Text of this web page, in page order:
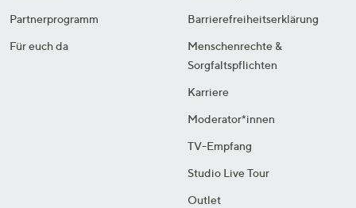
Partnerprogramm
Für euch da
Barrierefreiheitserklärung
Menschenrechte &
Sorgfaltspflichten
Karriere
Moderator*innen
TV-Empfang
Studio Live Tour
Outlet